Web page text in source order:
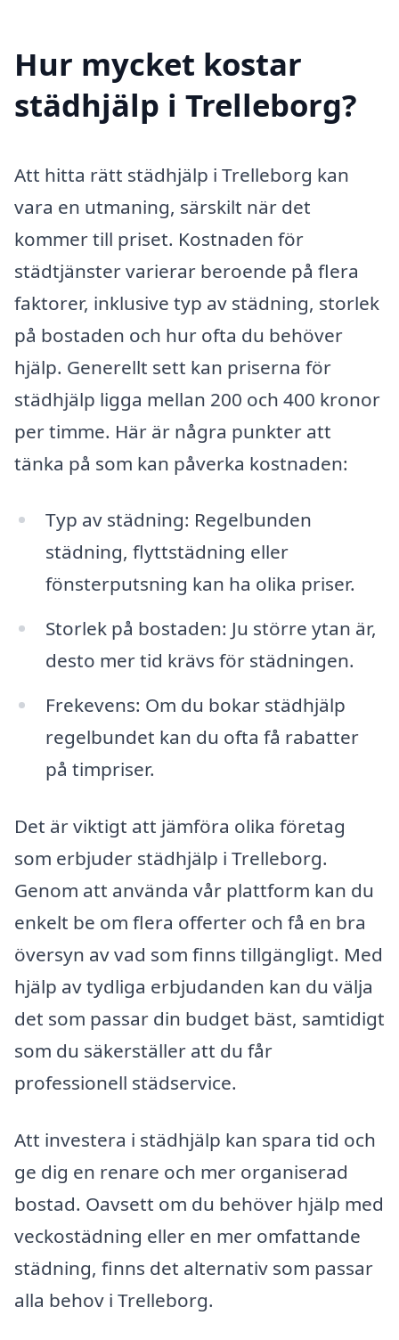
Hur mycket kostar
städhjälp i Trelleborg?
Att hitta rätt städhjälp i Trelleborg kan
vara en utmaning, särskilt när det
kommer till priset. Kostnaden för
städtjänster varierar beroende på flera
faktorer, inklusive typ av städning, storlek
på bostaden och hur ofta du behöver
hjälp. Generellt sett kan priserna för
städhjälp ligga mellan 200 och 400 kronor
per timme. Här är några punkter att
tänka på som kan påverka kostnaden:
Typ av städning: Regelbunden
städning, flyttstädning eller
fönsterputsning kan ha olika priser.
Storlek på bostaden: Ju större ytan är,
desto mer tid krävs för städningen.
Frekevens: Om du bokar städhjälp
regelbundet kan du ofta få rabatter
på timpriser.
Det är viktigt att jämföra olika företag
som erbjuder städhjälp i Trelleborg.
Genom att använda vår plattform kan du
enkelt be om flera offerter och få en bra
översyn av vad som finns tillgängligt. Med
hjälp av tydliga erbjudanden kan du välja
det som passar din budget bäst, samtidigt
som du säkerställer att du får
professionell städservice.
Att investera i städhjälp kan spara tid och
ge dig en renare och mer organiserad
bostad. Oavsett om du behöver hjälp med
veckostädning eller en mer omfattande
städning, finns det alternativ som passar
alla behov i Trelleborg.